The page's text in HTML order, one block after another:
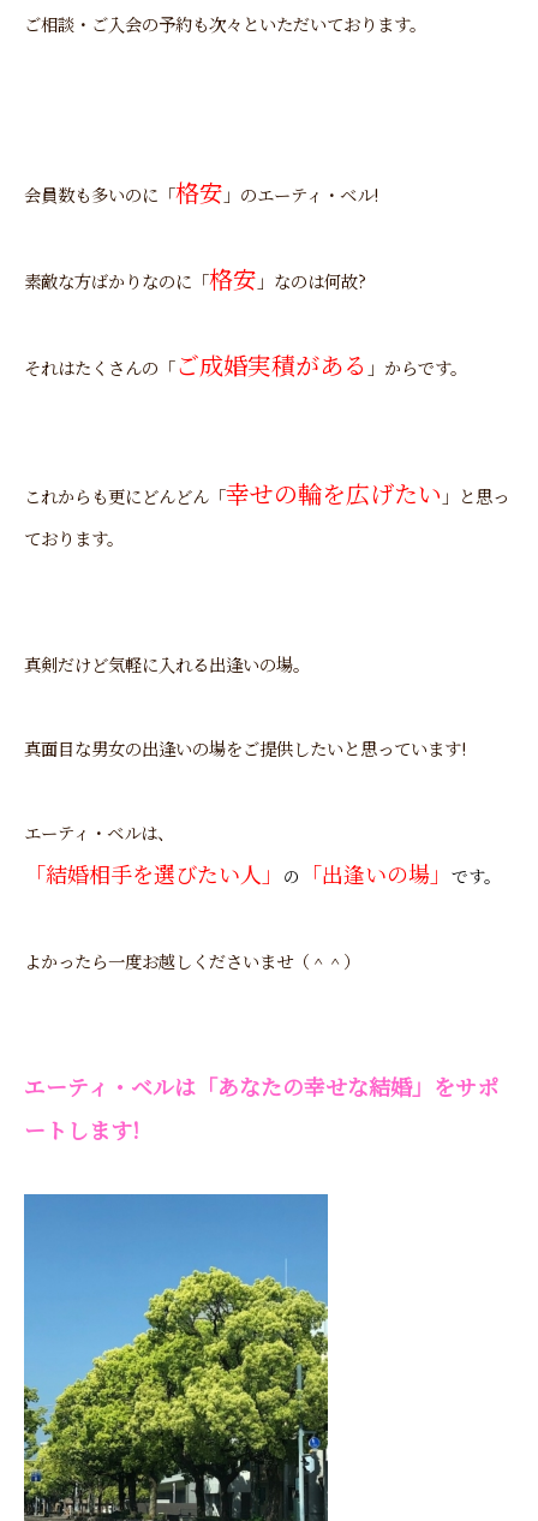
ご相談・ご入会の予約も次々といただいております。
会員数も多いのに「格安 」のエーティ・ベル!
素敵な方ばかりなのに「格安 」なのは何故?
それはたくさんの「ご成婚実積がある 」からです。
これからも更にどんどん「幸せの輪を広げたい 」と思っ
ております。
真剣だけど気軽に入れる出逢いの場。
真面目な男女の出逢いの場をご提供したいと思っています!
エーティ・ベルは、
「結婚相手を選びたい人」 の 「出逢いの場」 です。
よかったら一度お越しくださいませ（＾＾）
エーティ・ベルは 「あなたの幸せな結婚」をサポ
ートします!